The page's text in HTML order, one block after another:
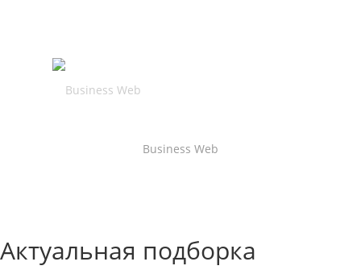
Business Web
Актуальная подборка